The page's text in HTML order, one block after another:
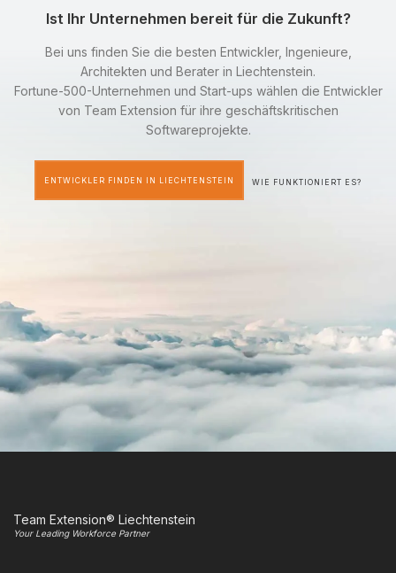
Ist Ihr Unternehmen bereit für die Zukunft?
Bei uns finden Sie die besten Entwickler, Ingenieure,
Architekten und Berater in Liechtenstein.
Fortune-500-Unternehmen und Start-ups wählen die Entwickler
von Team Extension für ihre geschäftskritischen
Softwareprojekte.
ENTWICKLER FINDEN IN LIECHTENSTEIN WIE FUNKTIONIERT ES?
Team Extension® Liechtenstein
Your Leading Workforce Partner